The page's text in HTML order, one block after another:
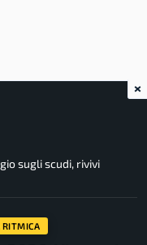
sugli scudi, rivivi
RITMICA
×